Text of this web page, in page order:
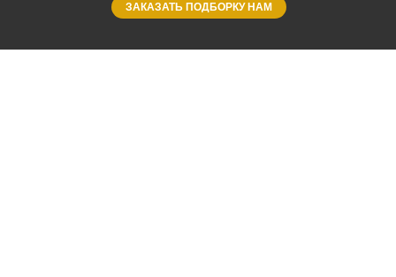
ЗАКАЗАТЬ ПОДБОРКУ НАМ